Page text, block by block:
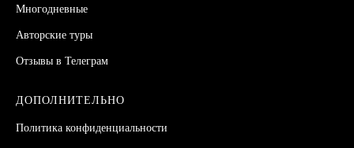
Многодневные
Авторские туры
Отзывы в Телеграм
ДОПОЛНИТЕЛЬНО
Политика конфиденциальности